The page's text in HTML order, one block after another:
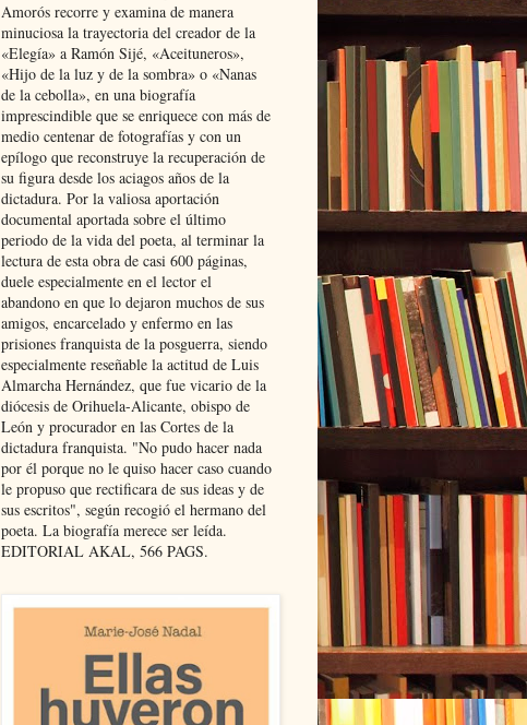
Amorós recorre y examina de manera
minuciosa la trayectoria del creador de la
«Elegía» a Ramón Sijé, «Aceituneros»,
«Hijo de la luz y de la sombra» o «Nanas
de la cebolla», en una biografía
imprescindible que se enriquece con más de
medio centenar de fotografías y con un
epílogo que reconstruye la recuperación de
su figura desde los aciagos años de la
dictadura. Por la valiosa aportación
documental aportada sobre el último
periodo de la vida del poeta, al terminar la
lectura de esta obra de casi 600 páginas,
duele especialmente en el lector el
abandono en que lo dejaron muchos de sus
amigos, encarcelado y enfermo en las
prisiones franquista de la posguerra, siendo
especialmente reseñable la actitud de Luis
Almarcha Hernández, que fue vicario de la
diócesis de Orihuela-Alicante, obispo de
León y procurador en las Cortes de la
dictadura franquista. "No pudo hacer nada
por él porque no le quiso hacer caso cuando
le propuso que rectificara de sus ideas y de
sus escritos", según recogió el hermano del
poeta. La biografía merece ser leída.
EDITORIAL AKAL, 566 PAGS.